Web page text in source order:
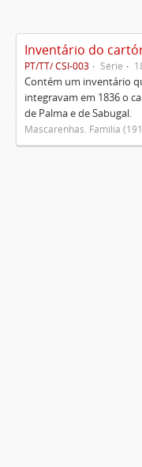
Inventário do
PT/TT/ CSI-003 Série
Contém um inventário
integravam em 1836 o
de Palma e de Sabugal.
Mascarenhas. Família